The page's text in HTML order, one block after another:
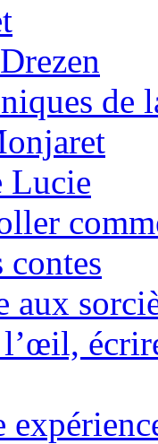
de
Lucie
contes
aux